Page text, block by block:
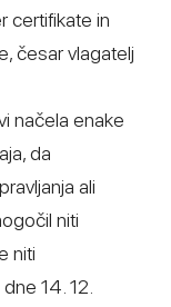
certifikate in
česar vlagatelj
načela enake
da
ali
niti
niti
14. 12.